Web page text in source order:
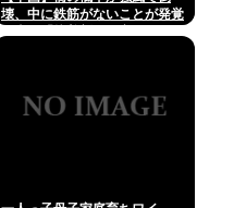
壊、中に鉄筋がないことが発覚